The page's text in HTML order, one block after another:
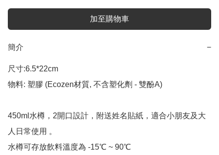
加至購物車
簡介 −
尺寸:6.5*22cm
物料: 塑膠 (Ecozen材質, 不含塑化劑 - 雙酚A)
450ml水樽，2開口設計，附送姓名貼紙，適合小朋友及大
人日常使用 。
水樽可存放飲料溫度為 -15℃ ~ 90℃